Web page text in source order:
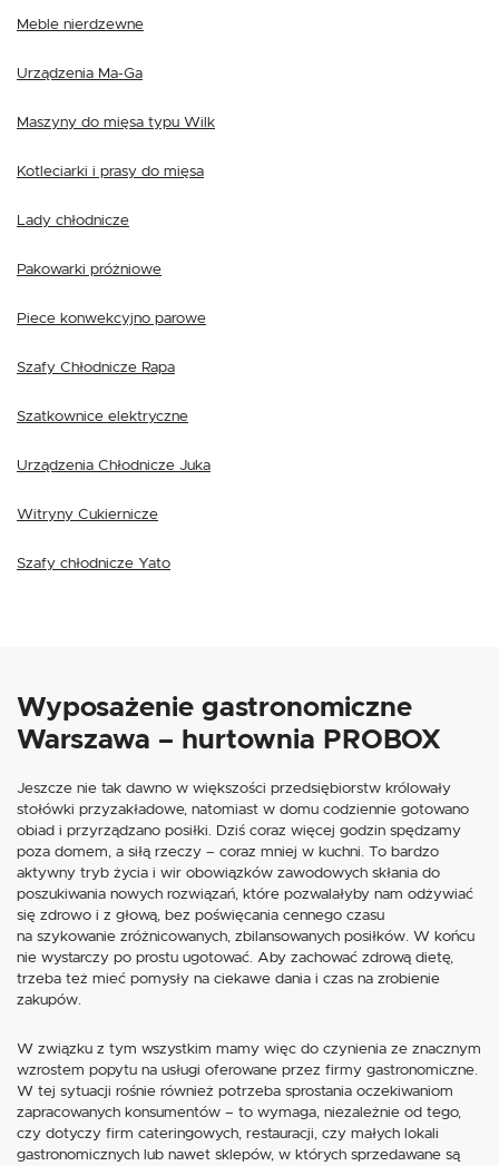
Meble nierdzewne
Urządzenia Ma-Ga
Maszyny do mięsa typu Wilk
Kotleciarki i prasy do mięsa
Lady chłodnicze
Pakowarki próżniowe
Piece konwekcyjno parowe
Szafy Chłodnicze Rapa
Szatkownice elektryczne
Urządzenia Chłodnicze Juka
Witryny Cukiernicze
Szafy chłodnicze Yato
Wyposażenie gastronomiczne
Warszawa – hurtownia PROBOX
Jeszcze nie tak dawno w większości przedsiębiorstw królowały
stołówki przyzakładowe, natomiast w domu codziennie gotowano
obiad i przyrządzano posiłki. Dziś coraz więcej godzin spędzamy
poza domem, a siłą rzeczy – coraz mniej w kuchni. To bardzo
aktywny tryb życia i wir obowiązków zawodowych skłania do
poszukiwania nowych rozwiązań, które pozwalałyby nam odżywiać
się zdrowo i z głową, bez poświęcania cennego czasu
na szykowanie zróżnicowanych, zbilansowanych posiłków. W końcu
nie wystarczy po prostu ugotować. Aby zachować zdrową dietę,
trzeba też mieć pomysły na ciekawe dania i czas na zrobienie
zakupów.
W związku z tym wszystkim mamy więc do czynienia ze znacznym
wzrostem popytu na usługi oferowane przez firmy gastronomiczne.
W tej sytuacji rośnie również potrzeba sprostania oczekiwaniom
zapracowanych konsumentów – to wymaga, niezależnie od tego,
czy dotyczy firm cateringowych, restauracji, czy małych lokali
gastronomicznych lub nawet sklepów, w których sprzedawane są